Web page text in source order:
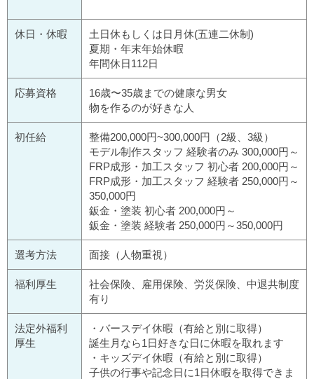
休日・休暇
土日休もしくは日月休(五連二休制)
夏期・年末年始休暇
年間休日112日
応募資格
16歳〜35歳までの健康な男女
物を作るのが好きな人
初任給
整備200,000円~300,000円（2級、3級）
モデル制作スタッフ 経験者のみ 300,000円～
FRP成形・加工スタッフ 初心者 200,000円～
FRP成形・加工スタッフ 経験者 250,000円～
350,000円
鈑金・塗装 初心者 200,000円～
鈑金・塗装 経験者 250,000円～350,000円
選考方法 面接（人物重視）
福利厚生
社会保険、雇用保険、労災保険、中退共制度
有り
法定外福利
厚生
・バースデイ休暇（有給と別に取得）
誕生月なら1日好きな日に休暇を取れます
・キッズデイ休暇（有給と別に取得）
子供の行事や記念日に1日休暇を取得できま